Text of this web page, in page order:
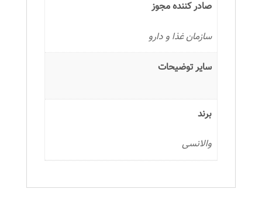
صادر کننده مجوز
سازمان غذا و دارو
سایر توضیحات
برند
والانسی